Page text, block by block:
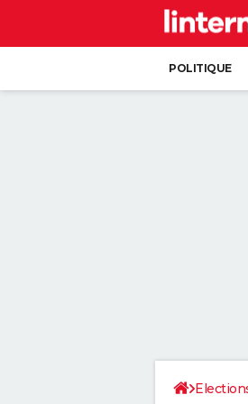
POLITIQUE